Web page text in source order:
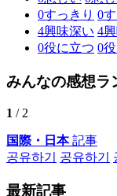
0すっきり 0
4興味深い 4
0役に立つ 0
みんなの感想ラ
1 / 2
国際・日本記事
공유하기
공유하기
最新記事